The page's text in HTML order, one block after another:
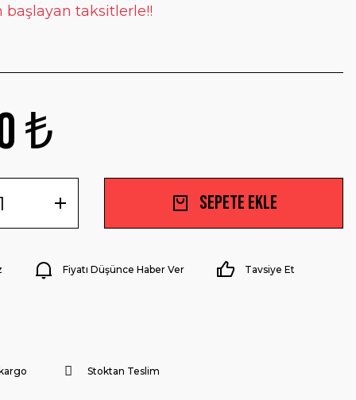
başlayan taksitlerle!!
₺
Sepete Ekle
Fiyatı Düşünce Haber Ver Tavsiye Et
Stoktan Teslim